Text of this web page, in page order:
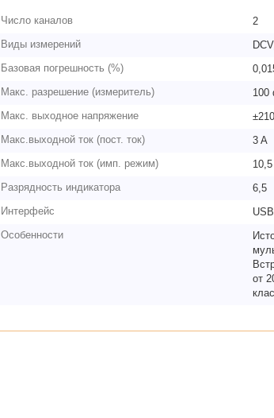
Число каналов
2
Виды измерений
Базовая погрешность (%)
Макс. разрешение (измеритель)
100
Макс. выходное напряжение
Макс.выходной ток (пост. ток)
3 A
Макс.выходной ток (имп. режим)
Разрядность индикатора
6,5
Интерфейс
Особенности
от